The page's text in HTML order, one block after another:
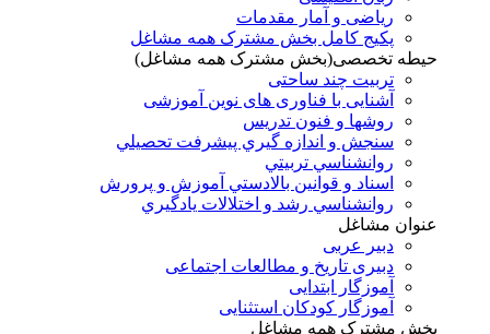
ریاضی و آمار مقدمات
پکیج کامل بخش مشترک همه مشاغل
حیطه تخصصی(بخش مشترک همه مشاغل)
تربیت چند ساحتی
آشنایی با فناوری های نوین آموزشی
روشها و فنون تدريس
سنجش و اندازه گيري پيشرفت تحصيلي
روانشناسي تربيتي
اسناد و قوانين بالادستي آموزش و پرورش
روانشناسي رشد و اختلالات يادگيري
عنوان مشاغل
دبير عربی
دبیری تاریخ و مطالعات اجتماعی
آموزگار ابتدایی
آموزگار کودکان استثنایی
بخش مشترک همه مشاغل